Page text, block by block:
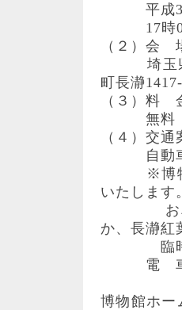
平成30年
17時00
（２）会
埼玉県
町長瀞1417-
（３）料
無料
（４）交通
自動車
※博物館
いたします。
お車で
か、長瀞紅
臨時駐
電 車 秩
博物館ホー